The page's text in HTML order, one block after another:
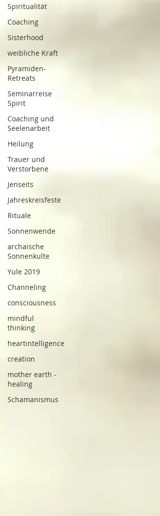
Spiritualität
Coaching
Sisterhood
weibliche Kraft
Pyramiden-
Retreats
Seminarreise
Spirit
Coaching und
Seelenarbeit
Heilung
Trauer und
Verstorbene
Jenseits
Jahreskreisfeste
Rituale
Sonnenwende
archaische
Sonnenkulte
Yule 2019
Channeling
consciousness
mindful
thinking
heartintelligence
creation
mother earth -
healing
Schamanismus